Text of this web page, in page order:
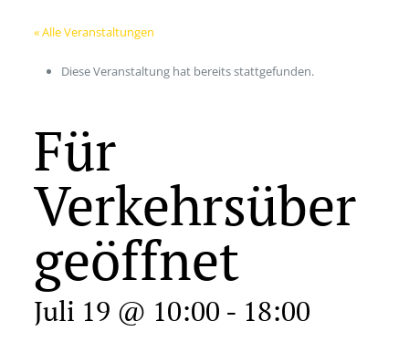
« Alle Veranstaltungen
Diese Veranstaltung hat bereits stattgefunden.
Für
Verkehrsüber
geöffnet
Juli 19 @ 10:00 - 18:00